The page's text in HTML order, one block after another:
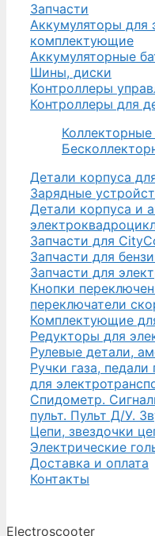
Запчасти
Аккумуляторы для
комплектующие
Аккумуляторные
Шины, диски
Контроллеры
Контроллеры для
Детали корпуса
Зарядные
Детали корпуса и
Запчасти для
Запчасти для
Запчасти для
Кнопки
переключатели
Комплектующие
Редукторы для
Рулевые детали,
Ручки газа, педали
для
Спидометр.
пульт. Пульт Д/У.
Цепи, звездочки
Электрические
Доставка и оплата
Контакты
Electroscooter